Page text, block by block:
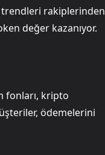
trendleri rakiplerinden
değer kazanıyor.
fonları, kripto
ödemelerini